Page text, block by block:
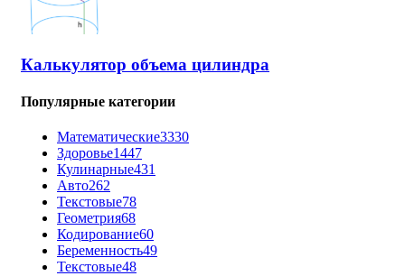
Калькулятор объема цилиндра
Популярные категории
Математические3330
Здоровье1447
Кулинарные431
Авто262
Текстовые78
Геометрия68
Кодирование60
Беременность49
Текстовые48